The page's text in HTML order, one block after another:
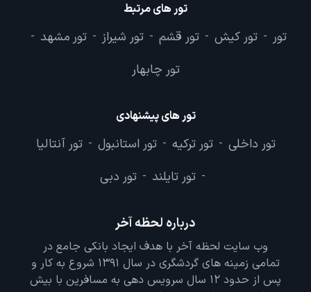
تور های مرتبط
تور - تور کیش - تور قشم - تور شیراز - تور مشهد -
تور چابهار
تور های پیشنهادی
تور داخلی - تور ترکیه - تور استانبول - تور آنتالیا
- تور تایلند - تور دبی
درباره لحظه آخر
وب سایت لحظه آخر با هدف ایجاد بانکی جامع در
تمامی زمینه های گردشگری در سال 1391 شروع به کار و
پس از حدود 12 سال سرویس دهی به مسافرین با بیش